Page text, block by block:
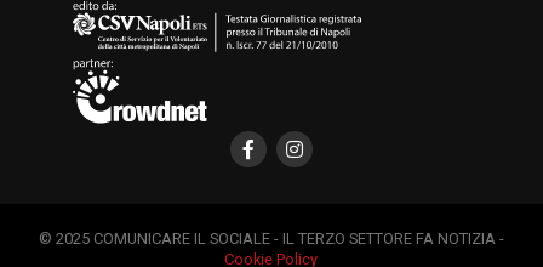
© 2025 COMUNICARE IL SOCIALE - IL TERZO SETTORE FA NOTIZIA -
Cookie Policy